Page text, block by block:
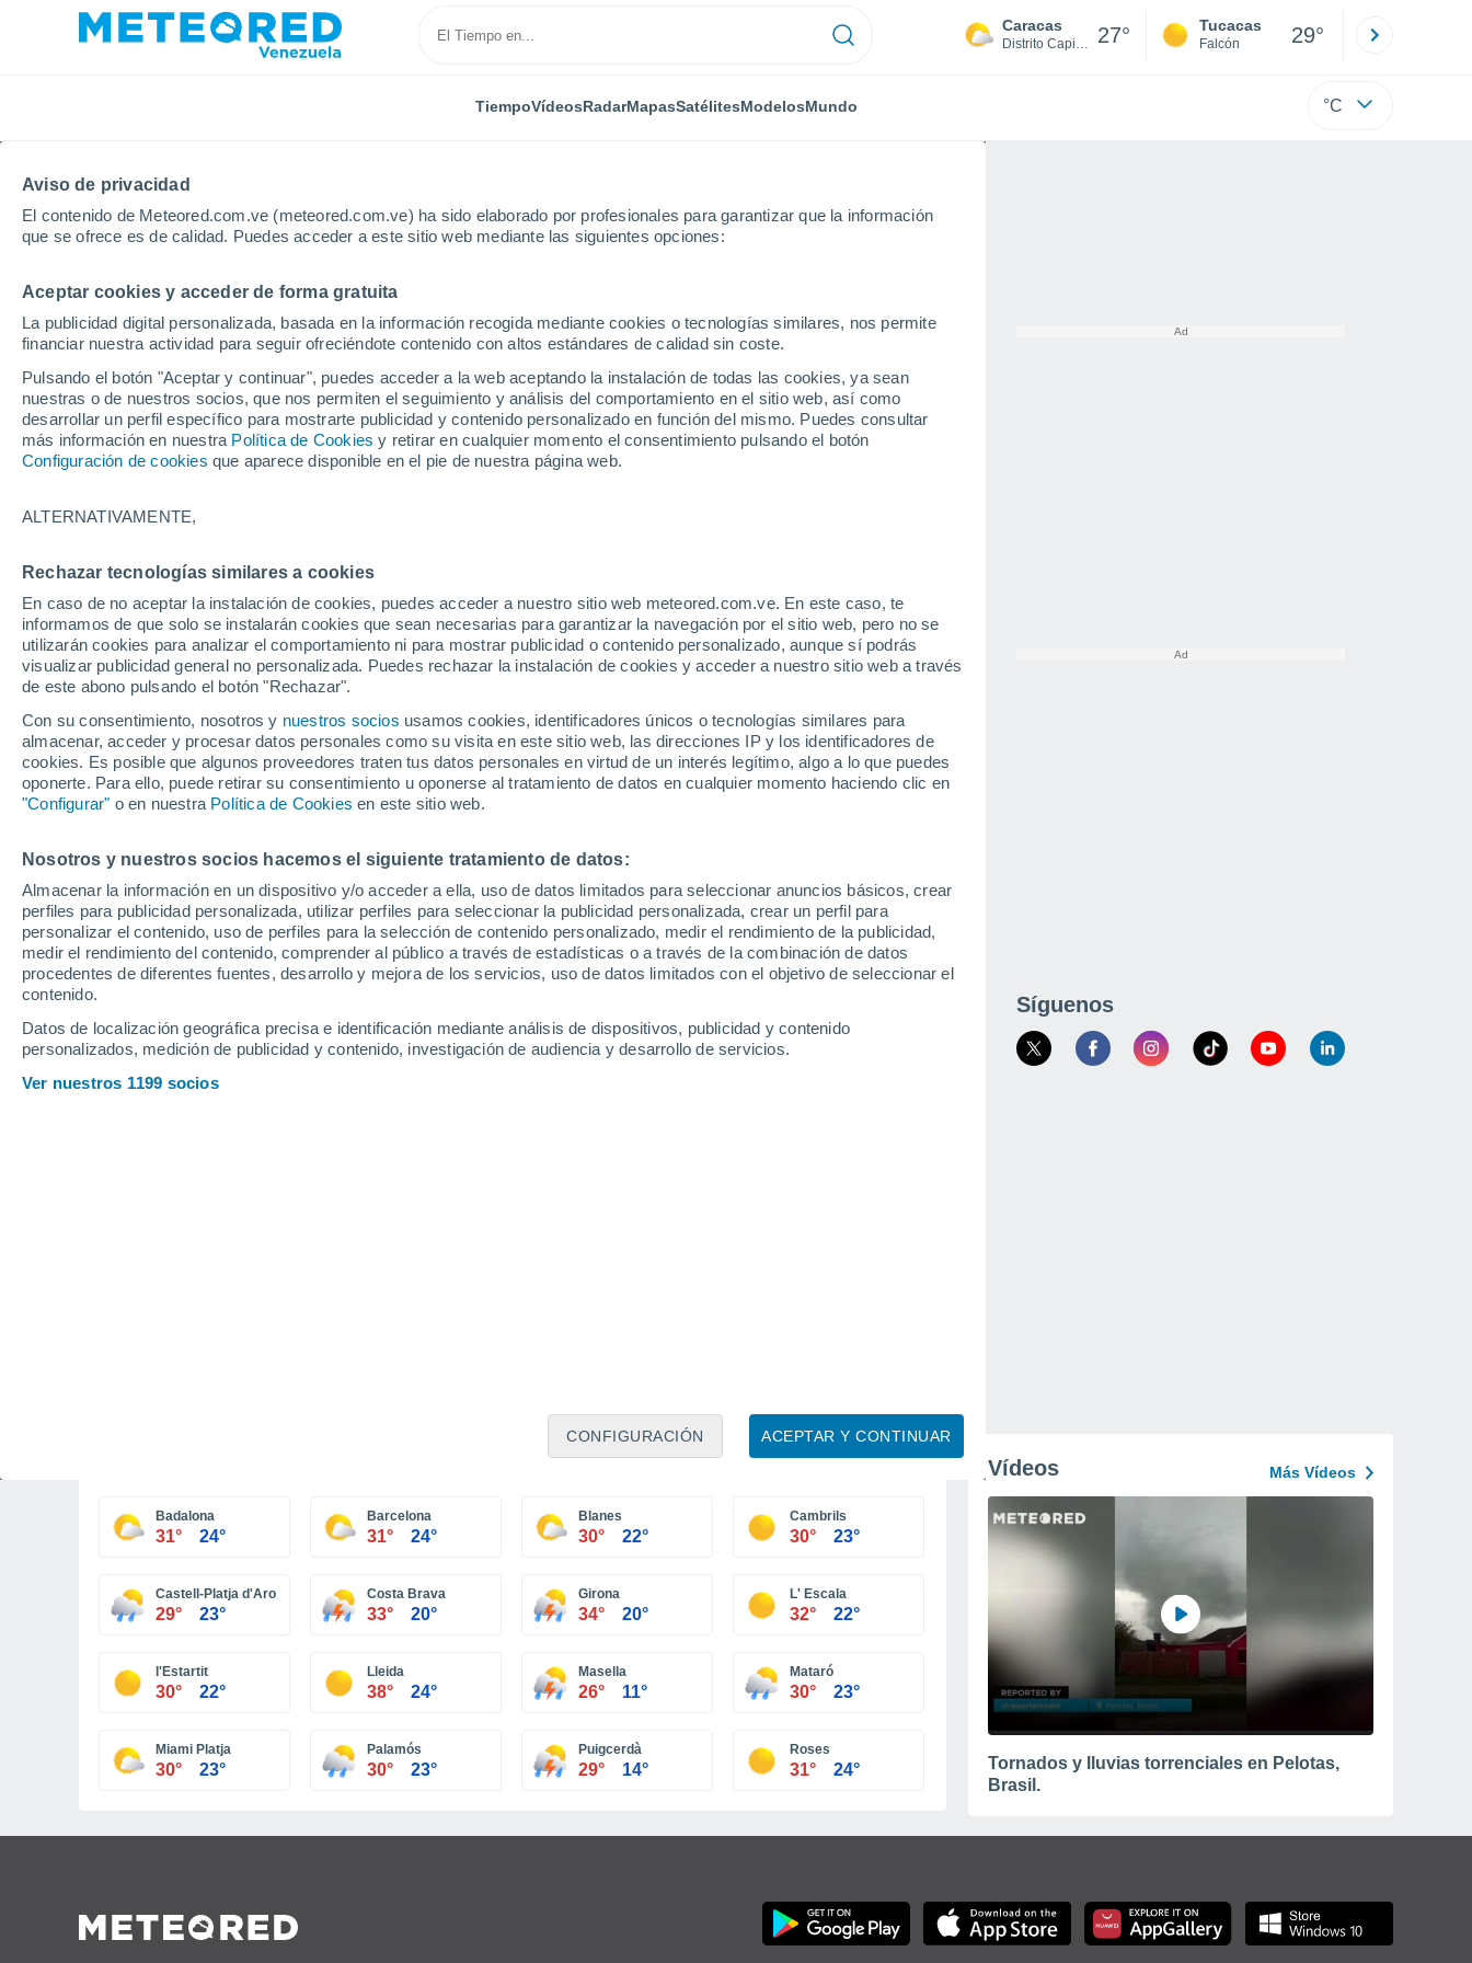
Aviso de privacidad
El contenido de Meteored.com.ve (meteored.com.ve) ha sido elaborado por profesionales para garantizar que la información
que se ofrece es de calidad. Puedes acceder a este sitio web mediante las siguientes opciones:
Aceptar cookies y acceder de forma gratuita
La publicidad digital personalizada, basada en la información recogida mediante cookies o tecnologías similares, nos permite
financiar nuestra actividad para seguir ofreciéndote contenido con altos estándares de calidad sin coste.
Pulsando el botón "Aceptar y continuar", puedes acceder a la web aceptando la instalación de todas las cookies, ya sean
nuestras o de nuestros socios, que nos permiten el seguimiento y análisis del comportamiento en el sitio web, así como
desarrollar un perfil específico para mostrarte publicidad y contenido personalizado en función del mismo. Puedes consultar
más información en nuestra Política de Cookies y retirar en cualquier momento el consentimiento pulsando el botón
Configuración de cookies que aparece disponible en el pie de nuestra página web.
ALTERNATIVAMENTE,
Rechazar tecnologías similares a cookies
En caso de no aceptar la instalación de cookies, puedes acceder a nuestro sitio web meteored.com.ve. En este caso, te
informamos de que solo se instalarán cookies que sean necesarias para garantizar la navegación por el sitio web, pero no se
utilizarán cookies para analizar el comportamiento ni para mostrar publicidad o contenido personalizado, aunque sí podrás
visualizar publicidad general no personalizada. Puedes rechazar la instalación de cookies y acceder a nuestro sitio web a través
de este abono pulsando el botón "Rechazar".
Con su consentimiento, nosotros y nuestros socios usamos cookies, identificadores únicos o tecnologías similares para
almacenar, acceder y procesar datos personales como su visita en este sitio web, las direcciones IP y los identificadores de
cookies. Es posible que algunos proveedores traten tus datos personales en virtud de un interés legítimo, algo a lo que puedes
oponerte. Para ello, puede retirar su consentimiento u oponerse al tratamiento de datos en cualquier momento haciendo clic en
"Configurar" o en nuestra Política de Cookies en este sitio web.
Nosotros y nuestros socios hacemos el siguiente tratamiento de datos:
Almacenar la información en un dispositivo y/o acceder a ella, uso de datos limitados para seleccionar anuncios básicos, crear
perfiles para publicidad personalizada, utilizar perfiles para seleccionar la publicidad personalizada, crear un perfil para
personalizar el contenido, uso de perfiles para la selección de contenido personalizado, medir el rendimiento de la publicidad,
medir el rendimiento del contenido, comprender al público a través de estadísticas o a través de la combinación de datos
procedentes de diferentes fuentes, desarrollo y mejora de los servicios, uso de datos limitados con el objetivo de seleccionar el
contenido.
Datos de localización geográfica precisa e identificación mediante análisis de dispositivos, publicidad y contenido
personalizados, medición de publicidad y contenido, investigación de audiencia y desarrollo de servicios.
Ver nuestros 1199 socios
ACEPTAR Y CONTINUAR
CONFIGURACIÓN
Caracas
Distrito Capital 27° Tucacas
Falcón 29°
TiempoVídeosRadarMapasSatélitesModelosMundo °C
Inicio España Cataluña
Tiempo en Cataluña
Hoy, 7 agosto Todo el día Símbolo
34°
24°
Vilanova i la
Geltrú
34°
20°
Sant
Salvador de
Guardiola
25°
Cadaqués
20°
38°
24°
Lleida
35°
22°
Tàrrega
21°
Tremp
33°
Batea
31°
de la Ràpita
21°
Tivissa
30°
24°
25°
14°
Port del
Comte
Vall de Nuria
Provincias Cataluña
Síguenos
Badalona
31° 24°
Barcelona
31° 24°
Blanes
30° 22°
Cambrils
30° 23°
Castell-Platja d'Aro
29° 23°
Costa Brava
33° 20°
Girona
34° 20°
L' Escala
32° 22°
l'Estartit
30° 22°
Lleida
38° 24°
Masella
26° 11°
Mataró
30° 23°
Miami Platja
30° 23°
Palamós
30° 23°
Puigcerdà
29° 14°
Roses
31° 24°
Vídeos Más Vídeos
Tornados y lluvias torrenciales en Pelotas,
Brasil.